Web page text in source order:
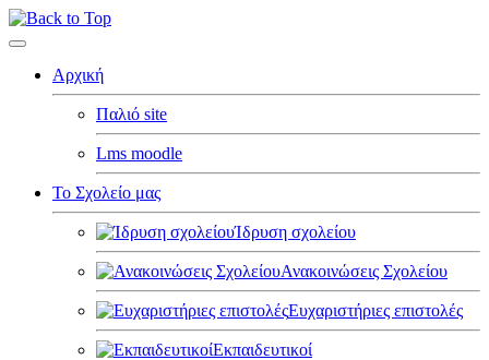
Αρχική
Παλιό site
Lms moodle
Το Σχολείο μας
Ίδρυση σχολείου
Ανακοινώσεις Σχολείου
Ευχαριστήριες επιστολές
Εκπαιδευτικοί